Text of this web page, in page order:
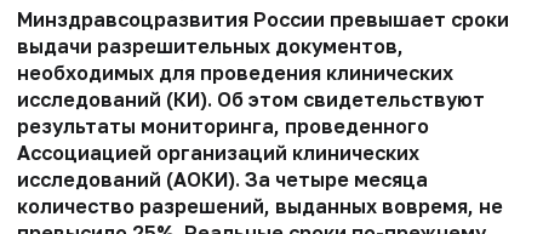
Минздравсоцразвития России превышает сроки
выдачи разрешительных документов,
необходимых для проведения клинических
исследований (КИ). Об этом свидетельствуют
результаты мониторинга, проведенного
Ассоциацией организаций клинических
исследований (АОКИ). За четыре месяца
количество разрешений, выданных вовремя, не